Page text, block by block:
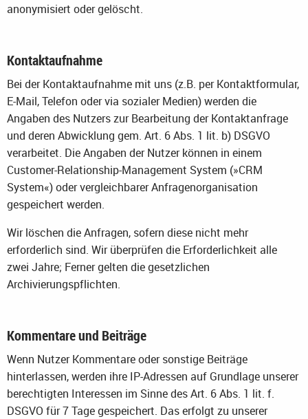
anonymisiert oder gelöscht.
Kontaktaufnahme
Bei der Kontaktaufnahme mit uns (z.B. per Kontaktformular,
E-Mail, Telefon oder via sozialer Medien) werden die
Angaben des Nutzers zur Bearbeitung der Kontaktanfrage
und deren Abwicklung gem. Art. 6 Abs. 1 lit. b) DSGVO
verarbeitet. Die Angaben der Nutzer können in einem
Customer-Relationship-Management System (»CRM
System«) oder vergleichbarer Anfragenorganisation
gespeichert werden.
Wir löschen die Anfragen, sofern diese nicht mehr
erforderlich sind. Wir überprüfen die Erforderlichkeit alle
zwei Jahre; Ferner gelten die gesetzlichen
Archivierungspflichten.
Kommentare und Beiträge
Wenn Nutzer Kommentare oder sonstige Beiträge
hinterlassen, werden ihre IP-Adressen auf Grundlage unserer
berechtigten Interessen im Sinne des Art. 6 Abs. 1 lit. f.
DSGVO für 7 Tage gespeichert. Das erfolgt zu unserer